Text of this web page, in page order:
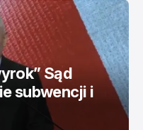
Sąd
subwencji i